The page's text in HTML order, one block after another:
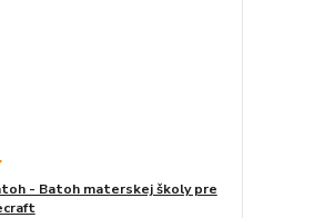
- Batoh materskej školy pre